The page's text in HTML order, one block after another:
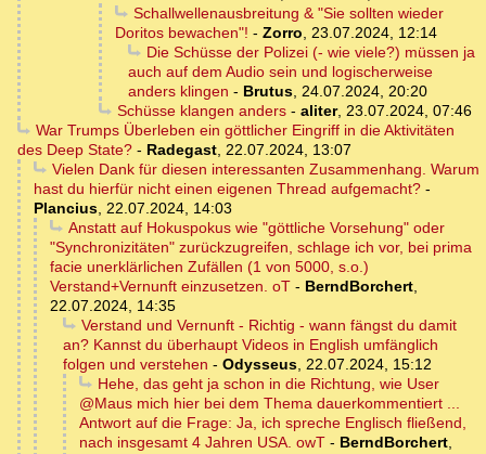
Schallwellenausbreitung & "Sie sollten wieder
Doritos bewachen"! - Zorro, 23.07.2024, 12:14
Die Schüsse der Polizei (- wie viele?) müssen ja
auch auf dem Audio sein und logischerweise
anders klingen - Brutus, 24.07.2024, 20:20
Schüsse klangen anders- aliter, 23.07.2024, 07:46
War Trumps Überleben ein göttlicher Eingriff in die Aktivitäten
des Deep State? - Radegast, 22.07.2024, 13:07
Vielen Dank für diesen interessanten Zusammenhang. Warum
hast du hierfür nicht einen eigenen Thread aufgemacht? -
Plancius, 22.07.2024, 14:03
Anstatt auf Hokuspokus wie "göttliche Vorsehung" oder
"Synchronizitäten" zurückzugreifen, schlage ich vor, bei prima
facie unerklärlichen Zufällen (1 von 5000, s.o.)
Verstand+Vernunft einzusetzen. oT - BerndBorchert,
22.07.2024, 14:35
Verstand und Vernunft - Richtig - wann fängst du damit
an? Kannst du überhaupt Videos in English umfänglich
folgen und verstehen - Odysseus, 22.07.2024, 15:12
Hehe, das geht ja schon in die Richtung, wie User
@Maus mich hier bei dem Thema dauerkommentiert ...
Antwort auf die Frage: Ja, ich spreche Englisch fließend,
nach insgesamt 4 Jahren USA. owT - BerndBorchert,